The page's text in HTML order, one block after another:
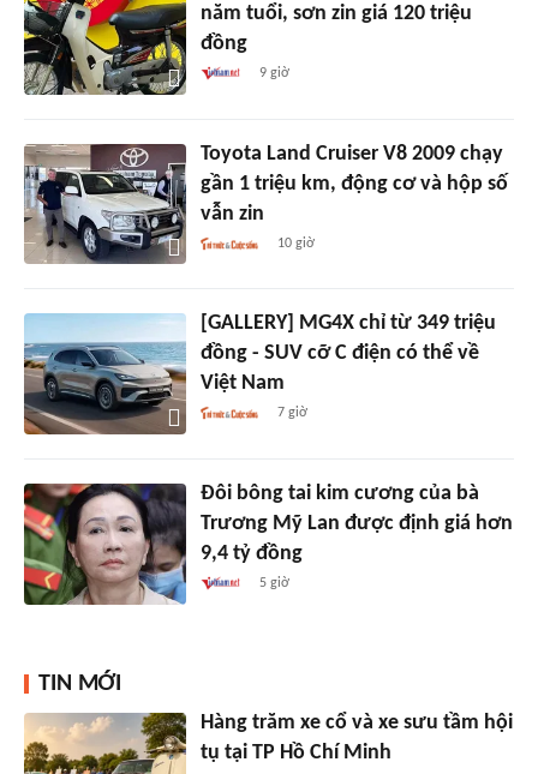
năm tuổi, sơn zin giá 120 triệu
đồng
9 giờ
Toyota Land Cruiser V8 2009 chạy
gần 1 triệu km, động cơ và hộp số
vẫn zin
10 giờ
[GALLERY] MG4X chỉ từ 349 triệu
đồng - SUV cỡ C điện có thể về
Việt Nam
7 giờ
Đôi bông tai kim cương của bà
Trương Mỹ Lan được định giá hơn
9,4 tỷ đồng
5 giờ
TIN MỚI
Hàng trăm xe cổ và xe sưu tầm hội
tụ tại TP Hồ Chí Minh